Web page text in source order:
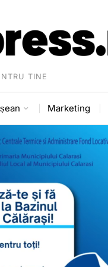
TINE
Marketing